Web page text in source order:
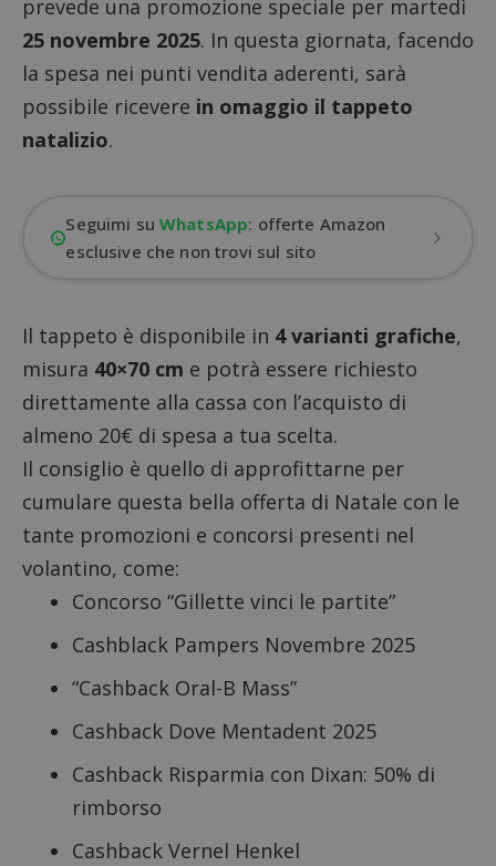
prevede una promozione speciale per martedì
25 novembre 2025. In questa giornata, facendo
la spesa nei punti vendita aderenti, sarà
possibile ricevere in omaggio il tappeto
natalizio.
Seguimi suWhatsApp: offerte Amazon
esclusive che non trovi sul sito
Il tappeto è disponibile in 4 varianti grafiche,
misura 40×70 cm e potrà essere richiesto
direttamente alla cassa con l’acquisto di
almeno 20€ di spesa a tua scelta.
Il consiglio è quello di approfittarne per
cumulare questa bella offerta di Natale con le
tante promozioni e concorsi presenti nel
volantino, come:
Concorso “Gillette vinci le partite”
Cashblack Pampers Novembre 2025
“Cashback Oral-B Mass”
Cashback Dove Mentadent 2025
Cashback Risparmia con Dixan: 50% di
rimborso
Cashback Vernel Henkel